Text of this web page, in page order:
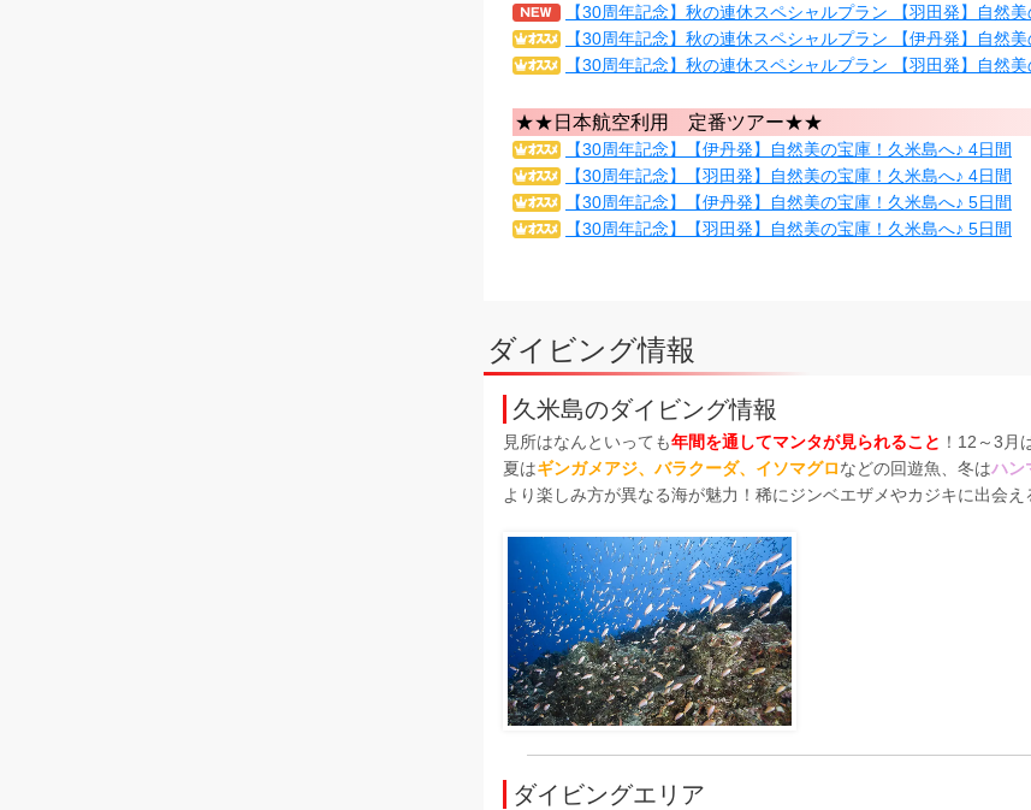
【30周年記念】秋の連休スペシャルプラン 【羽田発】自然
【30周年記念】秋の連休スペシャルプラン 【伊丹発】自然
【30周年記念】秋の連休スペシャルプラン 【羽田発】自然
★★日本航空利用 定番ツアー★★
【30周年記念】【伊丹発】自然美の宝庫！久米島へ♪ 4日間
【30周年記念】【羽田発】自然美の宝庫！久米島へ♪ 4日間
【30周年記念】【伊丹発】自然美の宝庫！久米島へ♪ 5日間
【30周年記念】【羽田発】自然美の宝庫！久米島へ♪ 5日間
ダイビング情報
久米島のダイビング情報
見所はなんといっても年間を通してマンタが見られること ！12～3月
夏はギンガメアジ、バラクーダ、イソマグロなどの回遊魚、冬はハン
より楽しみ方が異なる海が魅力！稀にジンベエザメやカジキに出会
ダイビングエリア